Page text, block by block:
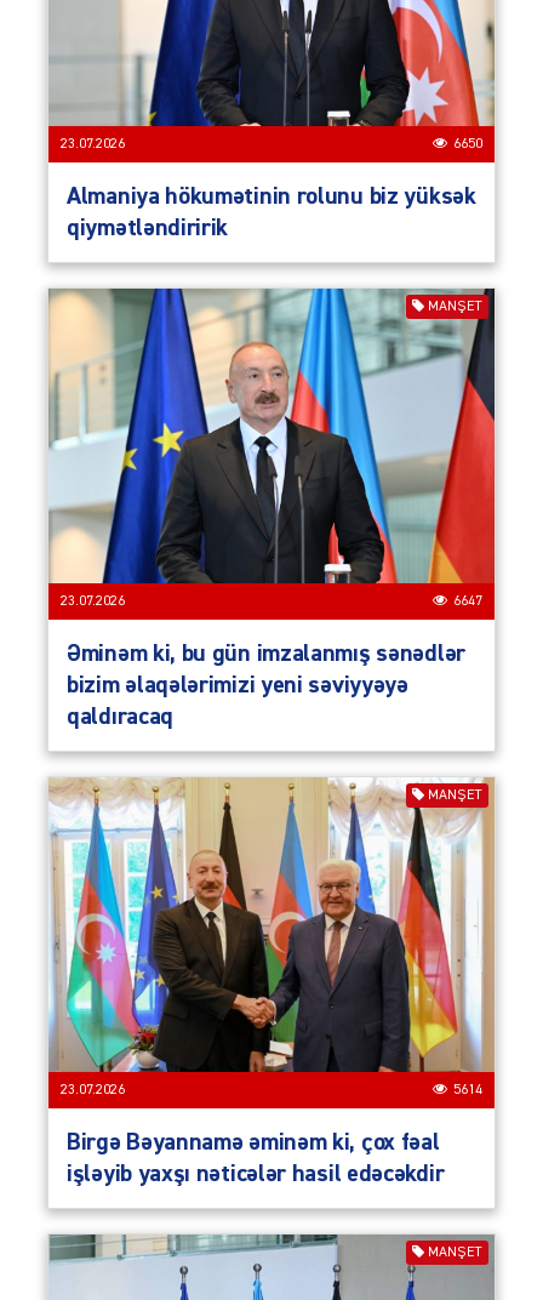
23.07.2026 6650
Almaniya hökumətinin rolunu biz yüksək
qiymətləndiririk
MANŞET
23.07.2026 6647
Əminəm ki, bu gün imzalanmış sənədlər
bizim əlaqələrimizi yeni səviyyəyə
qaldıracaq
MANŞET
23.07.2026 5614
Birgə Bəyannamə əminəm ki, çox fəal
işləyib yaxşı nəticələr hasil edəcəkdir
MANŞET